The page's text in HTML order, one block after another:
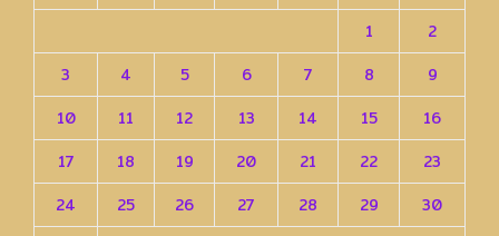
1
2
3
4 5 6 7 8
9
10
11 12 13 14 15
16
17
18 19 20 21 22
23
24
25 26 27 28 29
30